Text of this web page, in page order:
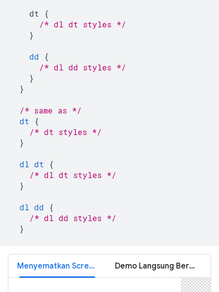
dt
{
/* dl dt styles */
}
dd
{
/* dl dd styles */
}
}
/* same as */
dt
{
/* dt styles */
}
dl dt
{
/* dl dt styles */
}
dl dd
{
/* dl dd styles */
}
Menyematkan Screencast Demo Langsung Bersarang